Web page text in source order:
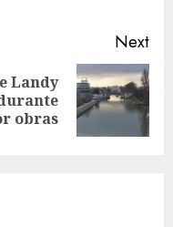
Next
Landy
obras